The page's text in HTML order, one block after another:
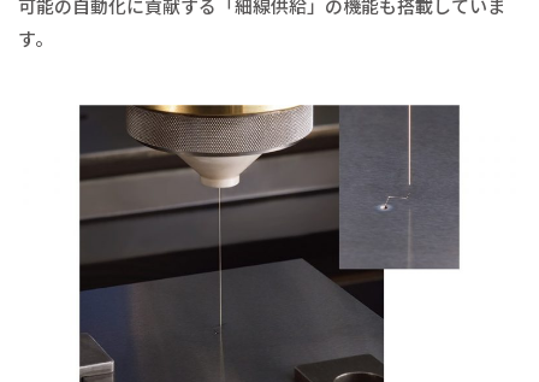
可能の自動化に貢献する「細線供給」の機能も搭載していま
す。